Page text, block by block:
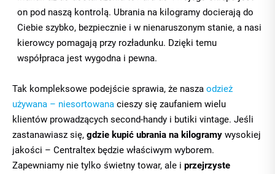
on pod naszą kontrolą. Ubrania na kilogramy docierają do
Ciebie szybko, bezpiecznie i w nienaruszonym stanie, a nasi
kierowcy pomagają przy rozładunku. Dzięki temu
współpraca jest wygodna i pewna.
Tak kompleksowe podejście sprawia, że nasza odzież
używana – niesortowana cieszy się zaufaniem wielu
klientów prowadzących second-handy i butiki vintage. Jeśli
zastanawiasz się, gdzie kupić ubrania na kilogramy wysokiej
jakości – Centraltex będzie właściwym wyborem.
Zapewniamy nie tylko świetny towar, ale i przejrzyste